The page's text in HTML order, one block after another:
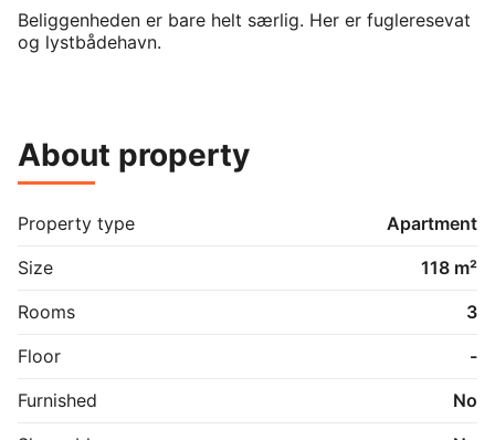
Beliggenheden er bare helt særlig. Her er fugleresevat
og lystbådehavn.
På 1. salen er der et værelse - og i stueetagen et stort
køkken/alrum.
Så er der et soveværelse - og et dejligt badeværelse
med plads til vaskemaskine og tørretumbler - og så er
der et kælderrum til lidt opbevaring.
Et sort og dejligt køkken/alrum. Det er en virkelig fin &
på nær badeværelset, er den
About property
Property type
Apartment
Size
118 m²
Rooms
3
Floor
-
Furnished
No